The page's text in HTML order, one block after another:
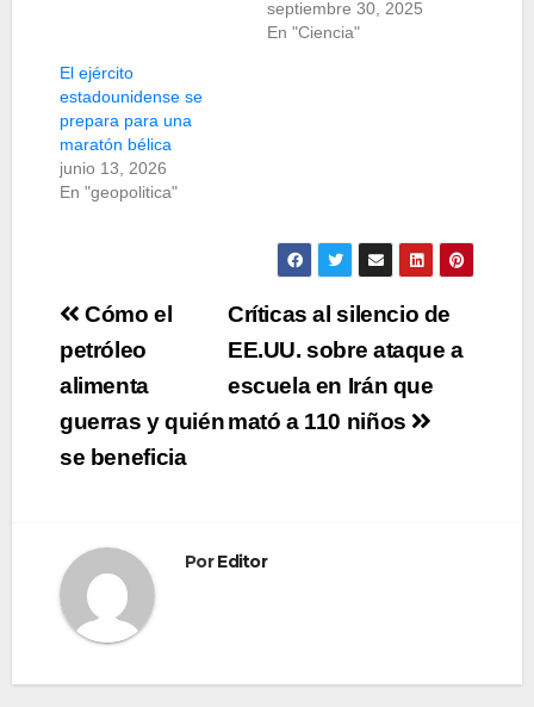
septiembre 30, 2025
En "Ciencia"
El ejército
estadounidense se
prepara para una
maratón bélica
junio 13, 2026
En "geopolitica"
Navegación
de
entradas
Críticas al silencio de
EE.UU. sobre ataque a
escuela en Irán que
mató a 110 niños
Cómo el
petróleo
alimenta
guerras y quién
se beneficia
PorEditor